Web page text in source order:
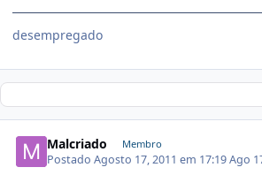
desempregado
Malcriado Membro
PostadoAgosto 17, 2011 em 17:19Ago